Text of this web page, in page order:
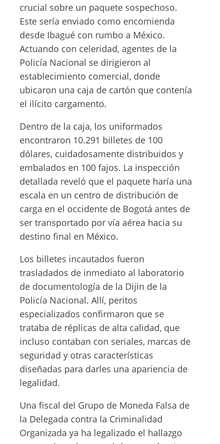
crucial sobre un paquete sospechoso.
Este sería enviado como encomienda
desde Ibagué con rumbo a México.
Actuando con celeridad, agentes de la
Policía Nacional se dirigieron al
establecimiento comercial, donde
ubicaron una caja de cartón que contenía
el ilícito cargamento.
Dentro de la caja, los uniformados
encontraron 10.291 billetes de 100
dólares, cuidadosamente distribuidos y
embalados en 100 fajos. La inspección
detallada reveló que el paquete haría una
escala en un centro de distribución de
carga en el occidente de Bogotá antes de
ser transportado por vía aérea hacia su
destino final en México.
Los billetes incautados fueron
trasladados de inmediato al laboratorio
de documentología de la Dijin de la
Policía Nacional. Allí, peritos
especializados confirmaron que se
trataba de réplicas de alta calidad, que
incluso contaban con seriales, marcas de
seguridad y otras características
diseñadas para darles una apariencia de
legalidad.
Una fiscal del Grupo de Moneda Falsa de
la Delegada contra la Criminalidad
Organizada ya ha legalizado el hallazgo